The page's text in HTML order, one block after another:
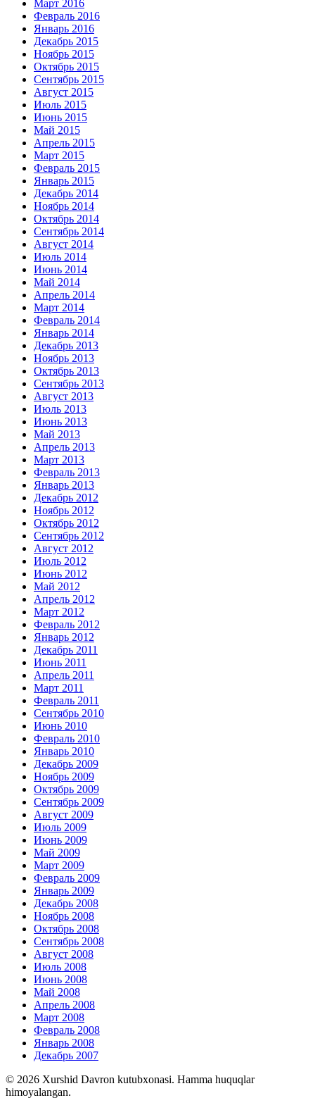
Март 2016
Февраль 2016
Январь 2016
Декабрь 2015
Ноябрь 2015
Октябрь 2015
Сентябрь 2015
Август 2015
Июль 2015
Июнь 2015
Май 2015
Апрель 2015
Март 2015
Февраль 2015
Январь 2015
Декабрь 2014
Ноябрь 2014
Октябрь 2014
Сентябрь 2014
Август 2014
Июль 2014
Июнь 2014
Май 2014
Апрель 2014
Март 2014
Февраль 2014
Январь 2014
Декабрь 2013
Ноябрь 2013
Октябрь 2013
Сентябрь 2013
Август 2013
Июль 2013
Июнь 2013
Май 2013
Апрель 2013
Март 2013
Февраль 2013
Январь 2013
Декабрь 2012
Ноябрь 2012
Октябрь 2012
Сентябрь 2012
Август 2012
Июль 2012
Июнь 2012
Май 2012
Апрель 2012
Март 2012
Февраль 2012
Январь 2012
Декабрь 2011
Июнь 2011
Апрель 2011
Март 2011
Февраль 2011
Сентябрь 2010
Июнь 2010
Февраль 2010
Январь 2010
Декабрь 2009
Ноябрь 2009
Октябрь 2009
Сентябрь 2009
Август 2009
Июль 2009
Июнь 2009
Май 2009
Март 2009
Февраль 2009
Январь 2009
Декабрь 2008
Ноябрь 2008
Октябрь 2008
Сентябрь 2008
Август 2008
Июль 2008
Июнь 2008
Май 2008
Апрель 2008
Март 2008
Февраль 2008
Январь 2008
Декабрь 2007
© 2026 Xurshid Davron kutubxonasi. Hamma huquqlar
himoyalangan.